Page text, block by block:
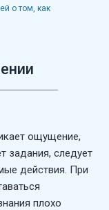
о том, как
ощущение,
задания, следует
действия. При
плохо